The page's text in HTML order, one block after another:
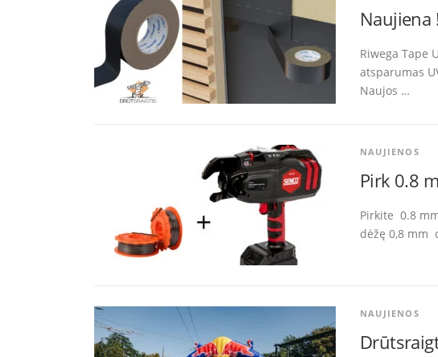
Naujiena
Riwega Tape
atsparumas
Naujos …
NAUJIENOS
Pirk 0.8
Pirkite 0.8
dėžę 0,8 mm
NAUJIENOS